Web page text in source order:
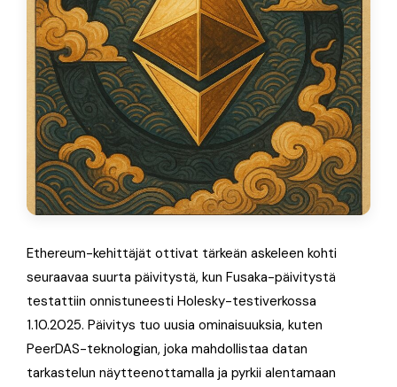
Ethereum-kehittäjät ottivat tärkeän askeleen kohti
seuraavaa suurta päivitystä, kun Fusaka-päivitystä
testattiin onnistuneesti Holesky-testiverkossa
1.10.2025. Päivitys tuo uusia ominaisuuksia, kuten
PeerDAS-teknologian, joka mahdollistaa datan
tarkastelun näytteenottamalla ja pyrkii alentamaan